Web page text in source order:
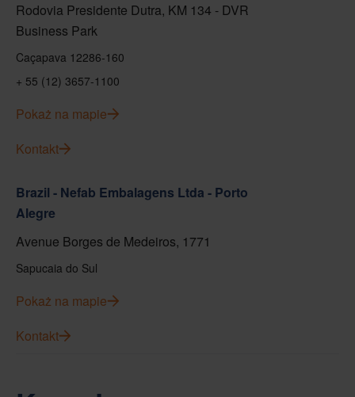
Rodovia Presidente Dutra, KM 134 - DVR
Business Park
Caçapava 12286-160
+ 55 (12) 3657-1100
Pokaż na mapie
Kontakt
Brazil - Nefab Embalagens Ltda - Porto
Alegre
Avenue Borges de Medeiros, 1771
Sapucaia do Sul
Pokaż na mapie
Kontakt